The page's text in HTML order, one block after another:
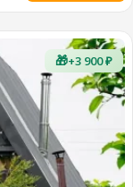
🎁+3 900 ₽